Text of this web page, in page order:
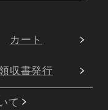
カート
収書発行
て